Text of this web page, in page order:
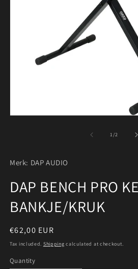
1/of2
Merk: DAP AUDIO
DAP BENCH PRO
BANKJE/KRUK
Regular
price
€62,00 EUR
Tax included. Shipping calculated at checkout.
Quantity